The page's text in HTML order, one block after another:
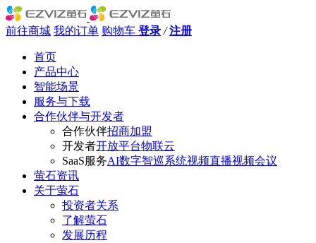
前往商城 我的订单 购物车 登录 / 注册
首页
产品中心
智能场景
服务与下载
合作伙伴与开发者
合作伙伴招商加盟
开发者开放平台物联云
SaaS服务AI数字智巡系统视频直播视频会议
萤石资讯
关于萤石
投资者关系
了解萤石
发展历程